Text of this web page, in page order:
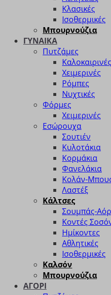
Κλασικές
Ισοθερμικές
Μπουρνούζια
ΓΥΝΑΙΚΑ
Πυτζάμες
Καλοκαιρινές
Χειμερινές
Ρόμπες
Νυχτικές
Φόρμες
Χειμερινές
Εσώρουχα
Σουτιέν
Κυλοτάκια
Κορμάκια
Φανελάκια
Κολάν-
Λαστέξ
Κάλτσες
Σουμπάς-
Κοντές
Ημίκοντες
Αθλητικές
Ισοθερμικές
Καλσόν
Μπουρνούζια
ΑΓΟΡΙ